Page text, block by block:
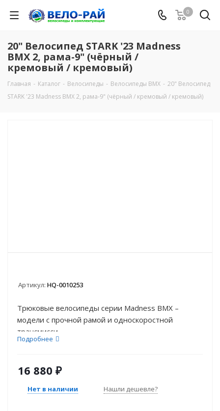
0
20" Велосипед STARK '23 Madness
BMX 2, рама-9" (чёрный /
кремовый / кремовый)
Главная - Каталог - Велосипеды - Велосипеды BMX - 20" Велосипед
STARK '23 Madness BMX 2, рама-9" (чёрный / кремовый / кремовый)
Артикул: HQ-0010253
Трюковые велосипеды серии Madness BMX –
модели с прочной рамой и односкоростной
трансмисси...
Подробнее
16 880 ₽
Нет в наличии Нашли дешевле?